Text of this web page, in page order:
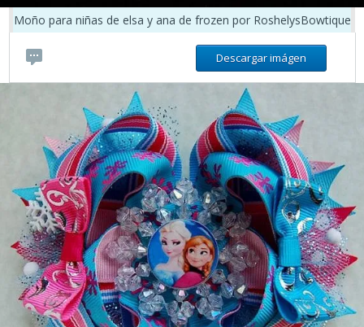
Moño para niñas de elsa y ana de frozen por RoshelysBowtique
Descargar imágen